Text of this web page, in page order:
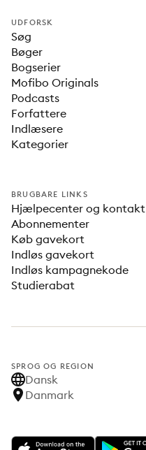
UDFORSK
Søg
Bøger
Bogserier
Mofibo Originals
Podcasts
Forfattere
Indlæsere
Kategorier
BRUGBARE LINKS
Hjælpecenter og kontakt
Abonnementer
Køb gavekort
Indløs gavekort
Indløs kampagnekode
Studierabat
SPROG OG REGION
Dansk
Danmark